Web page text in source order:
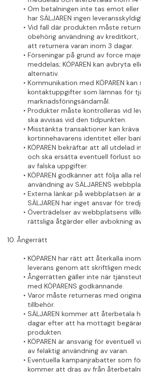
Om betalningen inte tas emot eller
har SÄLJAREN ingen
Vid fall där produkten måste
obehörig användning av kreditkort,
att returnera varan inom 3 dagar.
Förseningar på grund av force
meddelas; KÖPAREN kan avbryta
alternativ.
Kommunikation med KÖPAREN kan
kontaktuppgifter som lämnas för
marknadsföringsändamål.
Produkter måste kontrolleras vid
ska avvisas vid den tidpunkten.
Misstänkta transaktioner kan kräva
kortinnehavarens identitet eller
KÖPAREN bekräftar att all utdelad
och ska ersätta eventuell förlust
av falska uppgifter.
KÖPAREN godkänner att följa alla
användning av SÄLJARENS
Externa länkar på webbplatsen är
SÄLJAREN har inget ansvar för
Överträdelser av webbplatsens
rättsliga åtgärder eller avbokning
10. Ångerrätt
KÖPAREN har rätt att återkalla
leverans genom att skriftligen
Ångerrätten gäller inte när
med KÖPARENS godkännande.
Varor måste returneras med
tillbehör.
SÄLJAREN kommer att återbetala
dagar efter att ha mottagit
produkten.
KÖPAREN är ansvarig för eventuell
av felaktig användning av varan.
Eventuella kampanjrabatter som
kommer att dras av från